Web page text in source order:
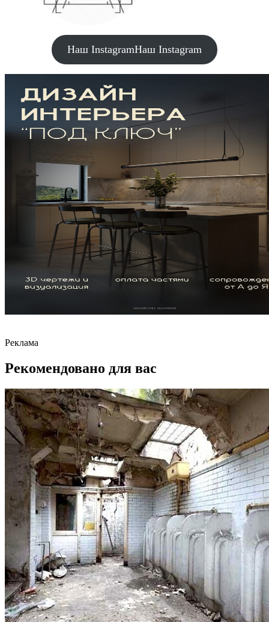
Наш InstagramНаш Instagram
Реклама
Рекомендовано для вас